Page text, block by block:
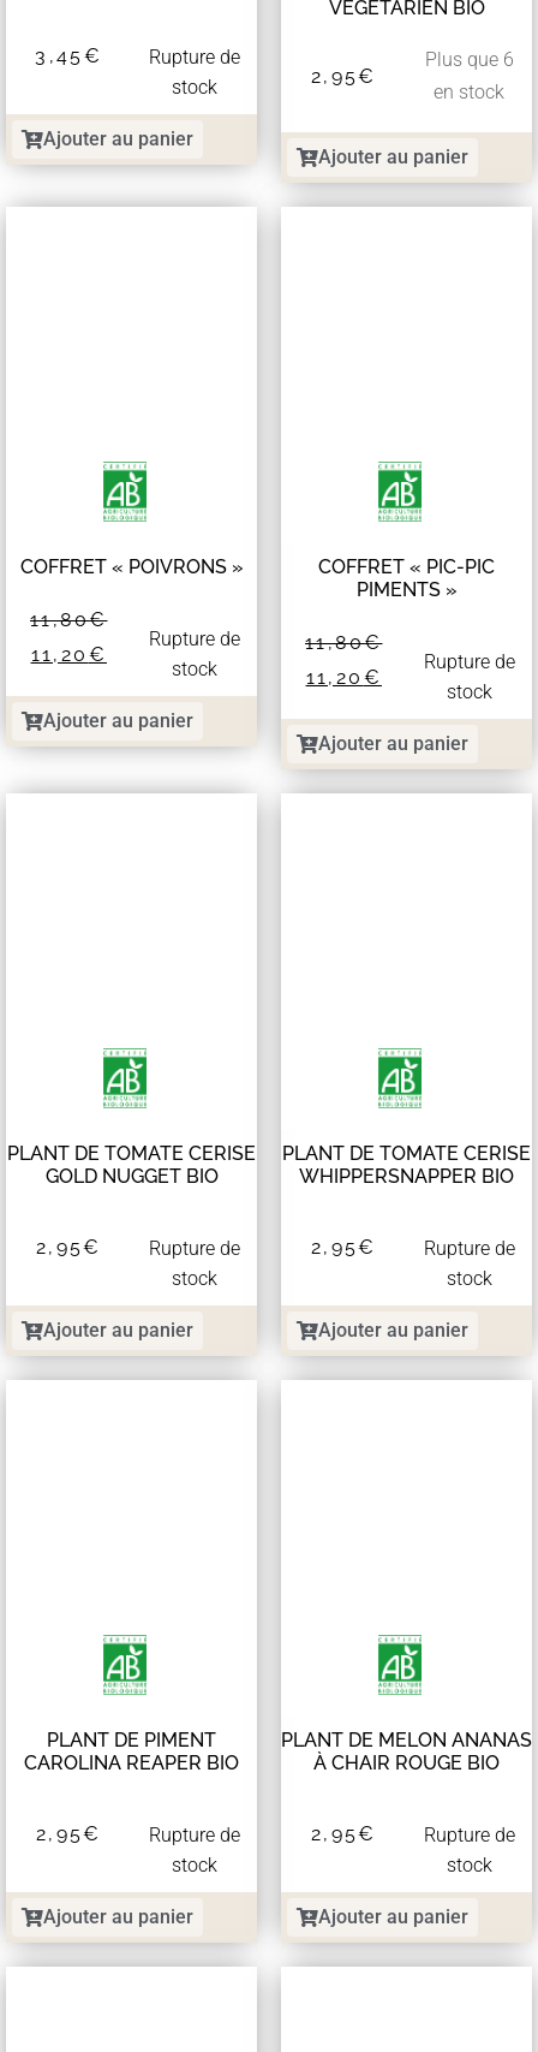
3,45€
Rupture de
stock
Ajouter au panier
VÉGÉTARIEN BIO
2,95€
Plus que 6
en stock
Ajouter au panier
COFFRET « POIVRONS »
11,80€
11,20 €
Rupture de
stock
Ajouter au panier
COFFRET « PIC-PIC
PIMENTS »
11,80€
11,20 €
Rupture de
stock
Ajouter au panier
PLANT DE TOMATE CERISE
GOLD NUGGET BIO
2,95€
Rupture de
stock
Ajouter au panier
PLANT DE TOMATE CERISE
WHIPPERSNAPPER BIO
2,95€
Rupture de
stock
Ajouter au panier
PLANT DE PIMENT
CAROLINA REAPER BIO
2,95€
Rupture de
stock
Ajouter au panier
PLANT DE MELON ANANAS
À CHAIR ROUGE BIO
2,95€
Rupture de
stock
Ajouter au panier